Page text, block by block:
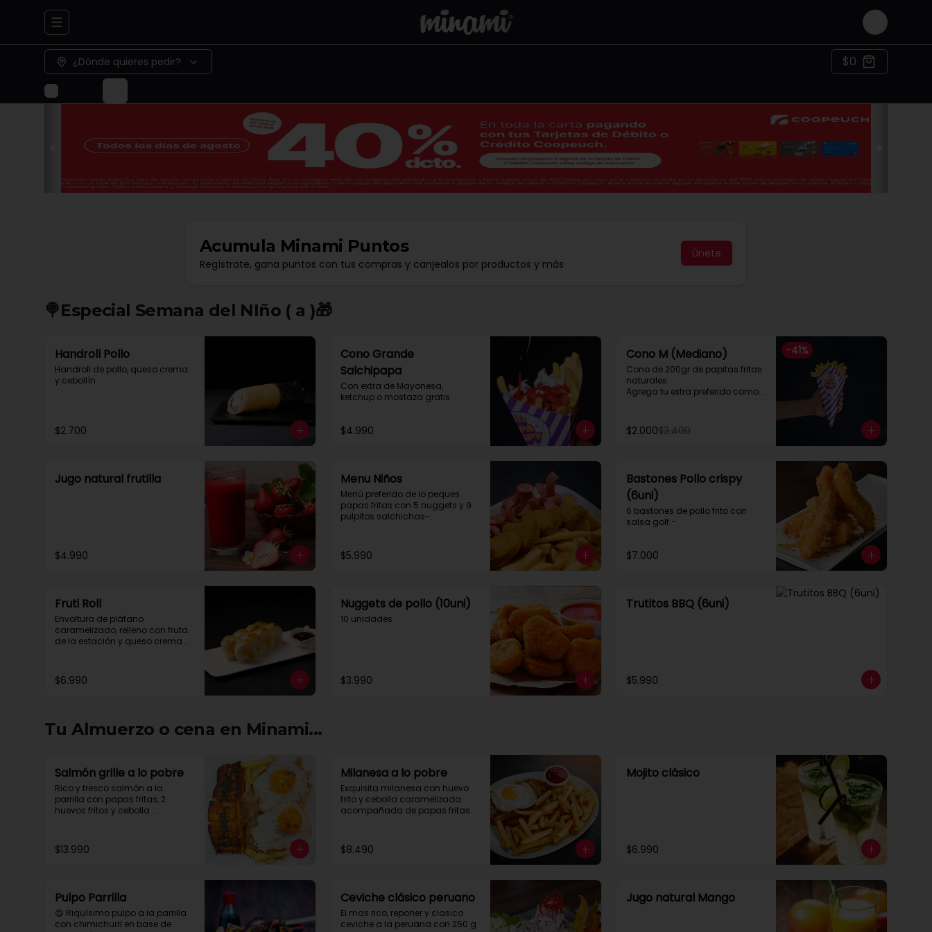
Abrir menu de navegación Login
¿Dónde quieres pedir? $0
Acumula Minami Puntos
Regístrate, gana puntos con tus compras y canjealos por productos y más
Únete
🍭Especial Semana del NIño ( a )🎁​
Handroll Pollo
Handroll de pollo, queso crema
y cebollín.
$2.700
Cono Grande
Salchipapa
Con extra de Mayonesa,
ketchup o mostaza gratis
$4.990
-41%
Cono M (Mediano)
Cono de 200gr de papitas fritas
naturales.
Agrega tu extra preferido como
y mucho mas....
$2.000$3.400
Jugo natural frutilla
$4.990
Menu Niños
Menú preferido de lo peques
papas fritas con 5 nuggets y 9
pulpitos salchichas-.
$5.990
Bastones Pollo crispy
(6uni)
6 bastones de pollo frito con
salsa golf.-
$7.000
Fruti Roll
Envoltura de plátano
caramelizado, relleno con fruta
de la estación y queso crema
$6.990
Nuggets de pollo (10uni)
10 unidades
$3.990
Trutitos BBQ (6uni)
$5.990
Tu Almuerzo o cena en Minami...
Salmón grille a lo pobre
Rico y fresco salmón a la
parrilla con papas fritas, 2
huevos fritos y cebolla
$13.990
Milanesa a lo pobre
Exquisita milanesa con huevo
frito y cebolla caramelizada
acompañada de papas fritas.
$8.490
Mojito clásico
$6.990
Pulpo Parrilla
😋 Riquísimo pulpo a la parrilla
con chimichurri en base de
Ceviche clásico peruano
El mas rico, reponer y clasico
ceviche a la peruana con 250 g
Jugo natural Mango